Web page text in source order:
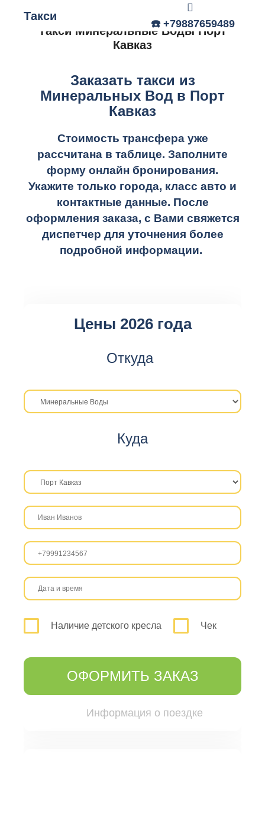
Такси
Главное меню
☎️ +79887659489
Такси Минеральные Воды Порт
Кавказ
Заказать такси из
Минеральных Вод в Порт
Кавказ
Стоимость трансфера уже
рассчитана в таблице. Заполните
форму онлайн бронирования.
Укажите только города, класс авто и
контактные данные. После
оформления заказа, с Вами свяжется
диспетчер для уточнения более
подробной информации.
Цены 2026 года
Откуда
Куда
Наличие детского кресла Чек
ОФОРМИТЬ ЗАКАЗ
Информация о поездке